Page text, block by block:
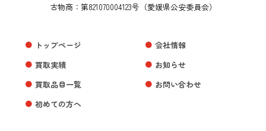
古物商：第821070004123号（愛媛県公安委員会）
トップページ
買取実績
買取品目一覧
初めての方へ
会社情報
お知らせ
お問い合わせ